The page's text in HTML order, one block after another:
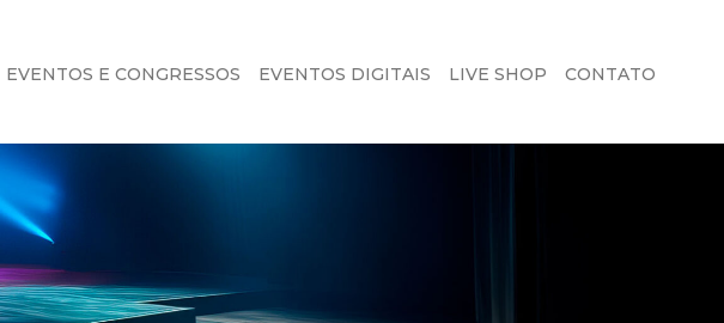
EVENTOS E CONGRESSOS EVENTOS DIGITAIS LIVE SHOP CONTATO